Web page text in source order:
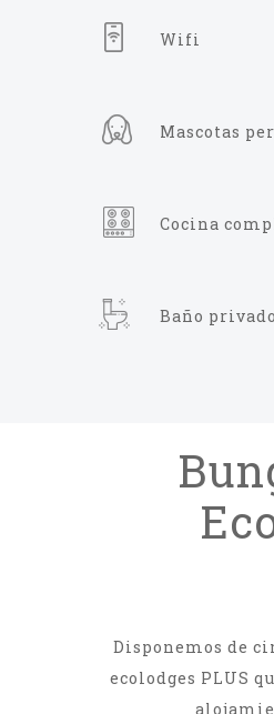
Wifi
Mascotas
Cocina
Baño privado
Disponemos de
ecolodges PLUS